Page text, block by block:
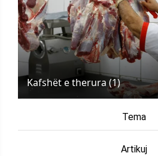
Kafshët e therura (1)
Tema
Artikuj